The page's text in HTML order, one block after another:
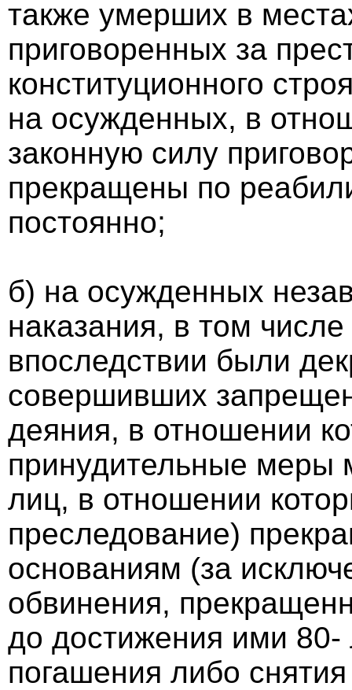
также умерших в
приговоренных за
конституционного
на осужденных, в
законную силу
прекращены по
постоянно;
б) на осужденных
наказания, в том
впоследствии были
совершивших
деяния, в отношении
принудительные меры
лиц, в отношении
преследование)
основаниям (за
обвинения,
до достижения ими 80-
погашения либо